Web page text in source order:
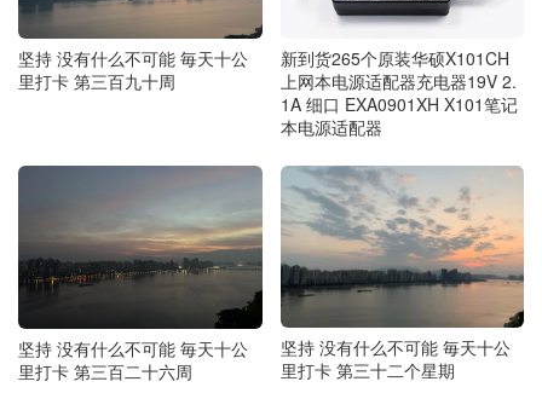
坚持 没有什么不可能 毎天十公
里打卡 第三百九十周
新到货265个原装华硕X101CH
上网本电源适配器充电器19V 2.
1A 细口 EXA0901XH X101笔记
本电源适配器
坚持 没有什么不可能 毎天十公
里打卡 第三百二十六周
坚持 没有什么不可能 毎天十公
里打卡 第三十二个星期